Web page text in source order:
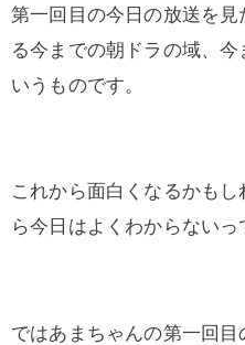
第一回目の今日の放送を
る今までの朝ドラの域、
いうものです。
これから面白くなるかも
ら今日はよくわからないっ
ではあまちゃんの第一回